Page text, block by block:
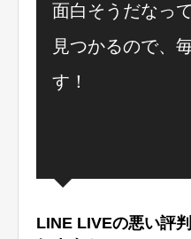
面白そうだなっ
見つかるので、
す！
LINE LIVEの悪い評